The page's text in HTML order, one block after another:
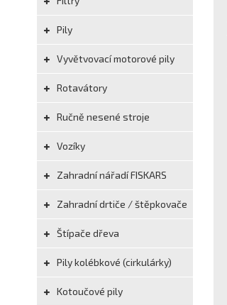
Pily
Vyvětvovací motorové pily
Rotavátory
Ručně nesené stroje
Vozíky
Zahradní nářadí FISKARS
Zahradní drtiče / štěpkovače
Štípače dřeva
Pily kolébkové (cirkulárky)
Kotoučové pily